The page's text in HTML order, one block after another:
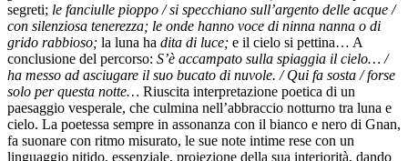
segreti; le fanciulle pioppo / si specchiano sull’argento delle acque /
con silenziosa tenerezza; le onde hanno voce di ninna nanna o di
grido rabbioso; la luna ha dita di luce; e il cielo si pettina… A
conclusione del percorso: S’è accampato sulla spiaggia il cielo… /
ha messo ad asciugare il suo bucato di nuvole. / Qui fa sosta / forse
solo per questa notte… Riuscita interpretazione poetica di un
paesaggio vesperale, che culmina nell’abbraccio notturno tra luna e
cielo. La poetessa sempre in assonanza con il bianco e nero di Gnan,
fa suonare con ritmo misurato, le sue note intime rese con un
linguaggio nitido, essenziale, proiezione della sua interiorità, dando